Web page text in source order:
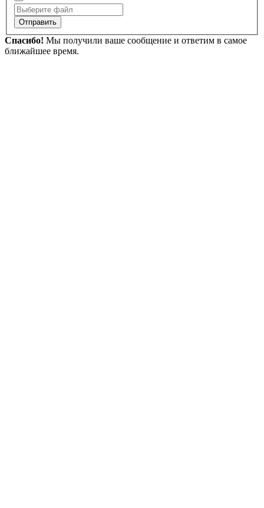
Отправить
Спасибо! Мы получили ваше сообщение и ответим в самое
ближайшее время.